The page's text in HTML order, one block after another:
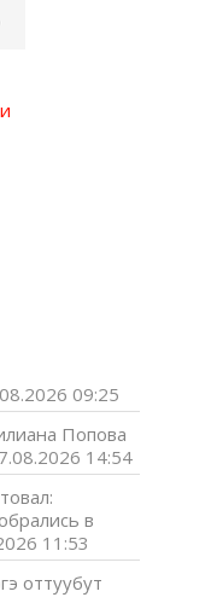
09:25
Попова
14:54
в
11:53
оттуубут